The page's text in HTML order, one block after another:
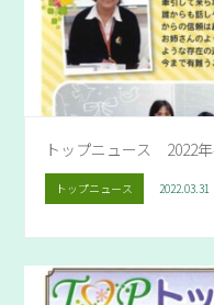
トップニュース 2022年
トップニュース 2022.03.31